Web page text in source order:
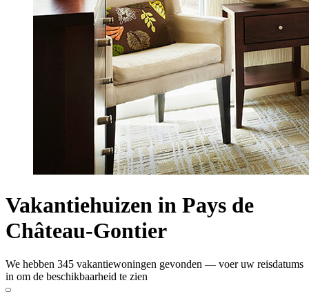
Vakantiehuizen in Pays de
Château-Gontier
We hebben 345 vakantiewoningen gevonden — voer uw reisdatums
in om de beschikbaarheid te zien